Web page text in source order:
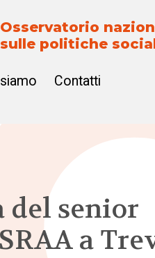
Osservatorio
sulle politiche
Contatti
del senior
a